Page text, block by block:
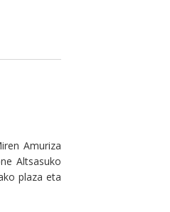
Amuriza
Altsasuko
plaza eta